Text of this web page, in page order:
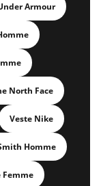
Armour
North Face
Veste Nike
Homme
Femme